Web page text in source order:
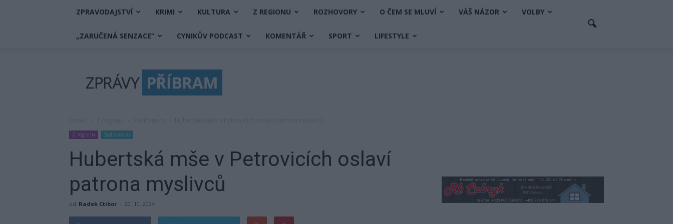
ZPRAVODAJSTVÍ KRIMI KULTURA Z REGIONU ROZHOVORY O ČEM SE MLUVÍ VÁŠ NÁZOR VOLBY
„ZARUČENÁ SENZACE“ CYNIKŮV PODCAST KOMENTÁŘ SPORT LIFESTYLE
Příbram
Z regionu Sedlčansko
Hubertská mše v Petrovicích oslaví
patrona myslivců
od Radek Ctibor - 20. 10. 2024